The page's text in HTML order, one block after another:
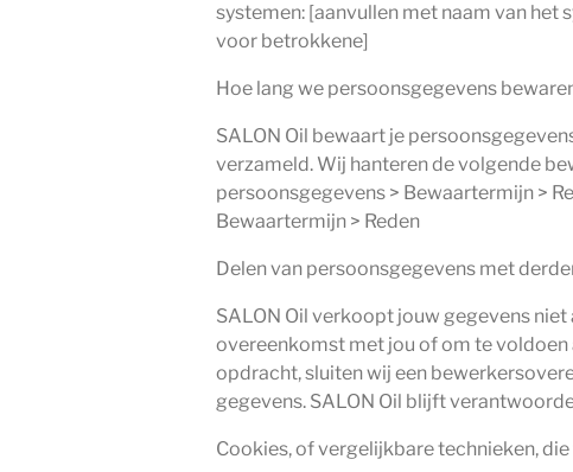
systemen: [aanvullen met naam van
voor betrokkene]
Hoe lang we persoonsgegevens
SALON Oil bewaart je
verzameld. Wij hanteren de volgende
persoonsgegevens > Bewaartermijn >
Bewaartermijn > Reden
Delen van persoonsgegevens met
SALON Oil verkoopt jouw gegevens
overeenkomst met jou of om te
opdracht, sluiten wij een
gegevens. SALON Oil blijft
Cookies, of vergelijkbare technieken,